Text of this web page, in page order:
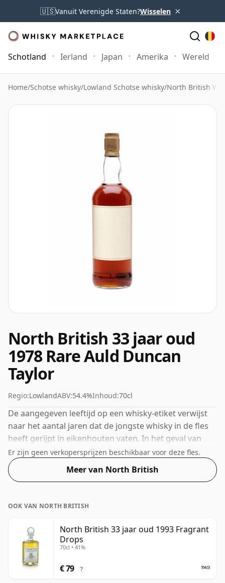
🇺🇸Vanuit Verenigde Staten?Wisselen ×
Schotland Ierland Japan Amerika Wereld
Home/Schotse whisky/Lowland Schotse whisky/North British
North British 33 jaar oud
1978 Rare Auld Duncan
Taylor
Regio:LowlandABV:54.4%Inhoud:70cl
De aangegeven leeftijd op een whisky-etiket verwijst
naar het aantal jaren dat de jongste whisky in de fles
heeft gerijpt in eikenhouten vaten. In het geval van
deze Schotse Whisky uit Noord-Brittanië is dat 33 jaar.
Wordt geleverd in een standaardfles van 70 cl met een
afwijkende sterkte van 54,4%.
Er zijn geen verkopersprijzen beschikbaar voor deze fles.
Meer van North British
OOK VAN NORTH BRITISH
North British 33 jaar oud 1993 Fragrant
Drops
70cl • 41%
€ 79 ?